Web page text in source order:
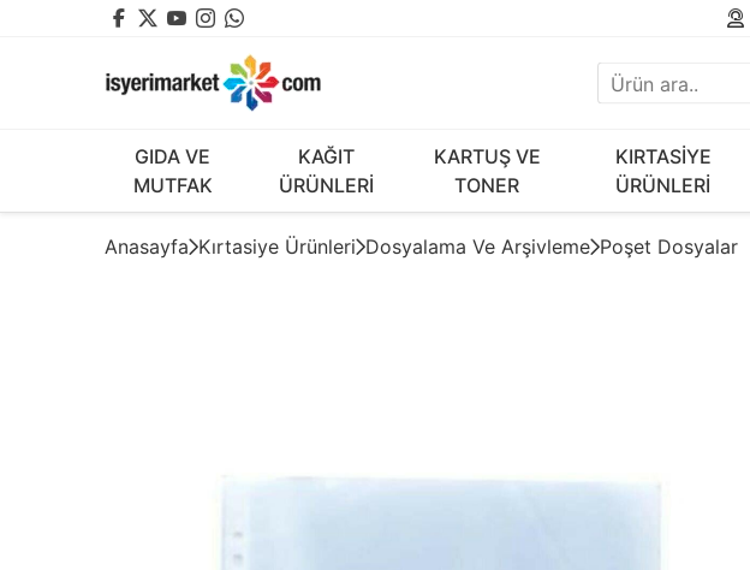
GIDA VE
MUTFAK
KAĞIT
ÜRÜNLERİ
KARTUŞ VE
TONER
KIRTASİYE
ÜRÜNLERİ
Anasayfa Kırtasiye Ürünleri Dosyalama Ve Arşivleme Poşet Dosyalar